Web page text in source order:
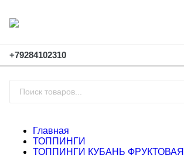
+79284102310
Главная
ТОППИНГИ
ТОППИНГИ КУБАНЬ ФРУКТОВАЯ